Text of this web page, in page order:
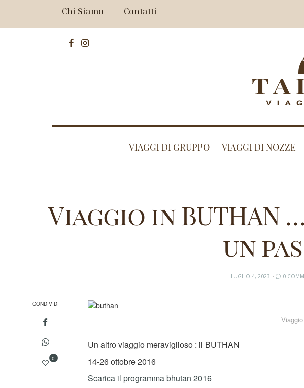
Chi Siamo Contatti
VIAGGI DI GRUPPO VIAGGI DI NOZZE
Viaggio in
un
LUGLIO 4, 2023 0
CONDIVIDI
0
Un altro viaggio meraviglioso : il BUTHAN
14-26 ottobre 2016
Scarica il programma bhutan 2016